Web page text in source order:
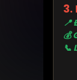
3.
📍
💰
📞